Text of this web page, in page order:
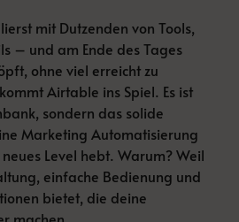
mit Dutzenden von Tools,
– und am Ende des Tages
ohne viel erreicht zu
Airtable ins Spiel. Es ist
sondern das solide
Marketing Automatisierung
Level hebt. Warum? Weil
einfache Bedienung und
bietet, die deine
machen.